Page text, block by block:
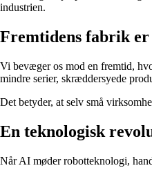
industrien.
Fremtidens fabrik
Vi bevæger os mod en fremtid,
mindre serier, skræddersyede
Det betyder, at selv små
En teknologisk
Når AI møder robotteknologi,